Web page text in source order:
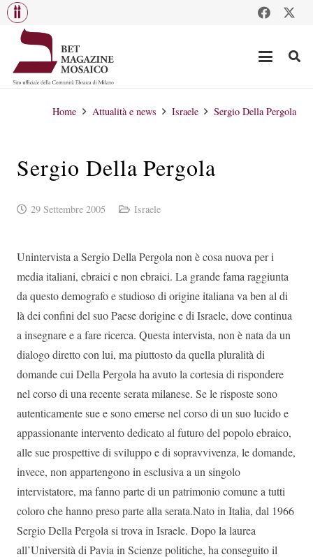
Home Attualità e news Israele Sergio Della Pergola
Sergio Della Pergola
29 Settembre 2005 Israele
Unintervista a Sergio Della Pergola non è cosa nuova per i
media italiani, ebraici e non ebraici. La grande fama raggiunta
da questo demografo e studioso di origine italiana va ben al di
là dei confini del suo Paese dorigine e di Israele, dove continua
a insegnare e a fare ricerca. Questa intervista, non è nata da un
dialogo diretto con lui, ma piuttosto da quella pluralità di
domande cui Della Pergola ha avuto la cortesia di rispondere
nel corso di una recente serata milanese. Se le risposte sono
autenticamente sue e sono emerse nel corso di un suo lucido e
appassionante intervento dedicato al futuro del popolo ebraico,
alle sue prospettive di sviluppo e di sopravvivenza, le domande,
invece, non appartengono in esclusiva a un singolo
intervistatore, ma fanno parte di un patrimonio comune a tutti
coloro che hanno preso parte alla serata.Nato in Italia, dal 1966
Sergio Della Pergola si trova in Israele. Dopo la laurea
all’Università di Pavia in Scienze politiche, ha conseguito il